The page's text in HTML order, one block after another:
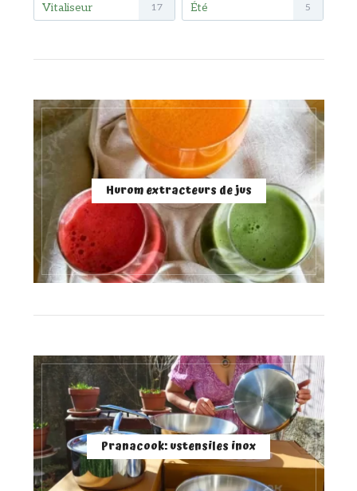
Vitaliseur 17 Été 5
Hurom extracteurs de jus
Pranacook: ustensiles inox